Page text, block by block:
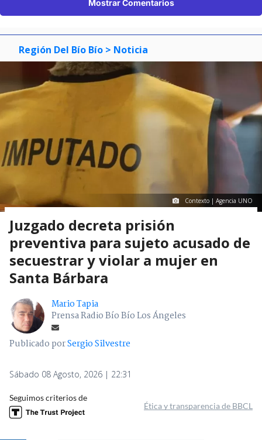
Mostrar Comentarios
Región Del Bío Bío > Noticia
Contexto | Agencia UNO
Juzgado decreta prisión
preventiva para sujeto acusado de
secuestrar y violar a mujer en
Santa Bárbara
Mario Tapia
Prensa Radio Bío Bío Los Ángeles
Publicado porSergio Silvestre
Sábado 08 Agosto, 2026 | 22:31
Seguimos criterios de
Ética y transparencia de BBCL